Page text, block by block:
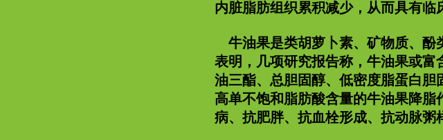
内脏脂肪组织累积减少，从而具有临
牛油果是类胡萝卜素、矿物质、酚
表明，几项研究报告称，牛油果或
油三酯、总胆固醇、低密度脂蛋白
高单不饱和脂肪酸含量的牛油果降
病、抗肥胖、抗血栓形成、抗动脉粥